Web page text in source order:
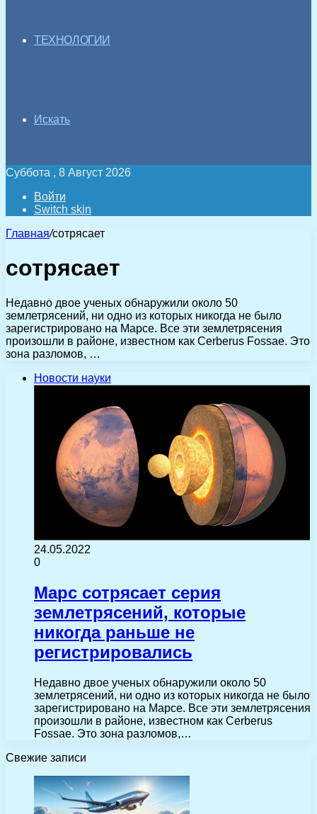
ТЕХНОЛОГИИ
Искать
Суббота , 8 Август 2026
Войти
Switch skin
Главная/сотрясает
сотрясает
Недавно двое ученых обнаружили около 50
землетрясений, ни одно из которых никогда не было
зарегистрировано на Марсе. Все эти землетрясения
произошли в районе, известном как Cerberus Fossae. Это
зона разломов, …
Новости науки
24.05.2022
0
Марс сотрясает серия
землетрясений, которые
никогда раньше не
регистрировались
Недавно двое ученых обнаружили около 50
землетрясений, ни одно из которых никогда не было
зарегистрировано на Марсе. Все эти землетрясения
произошли в районе, известном как Cerberus
Fossae. Это зона разломов,…
Свежие записи